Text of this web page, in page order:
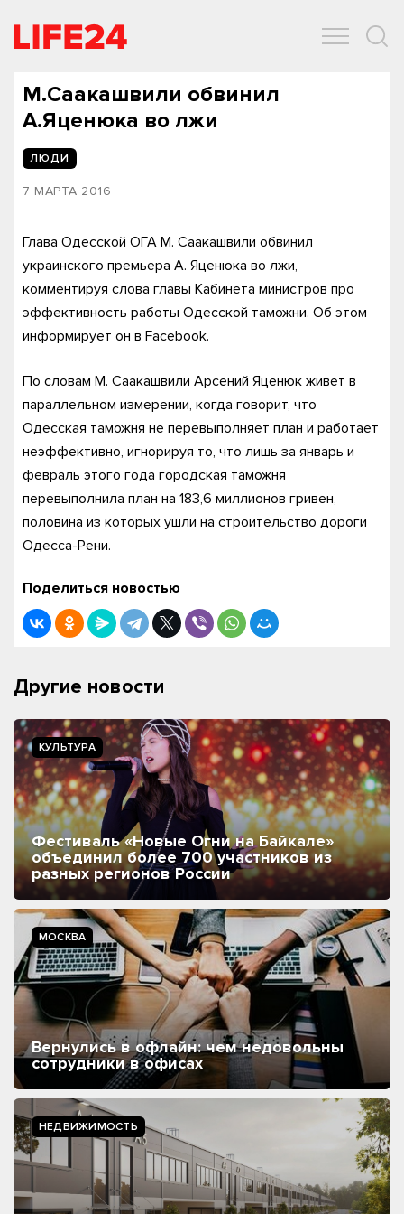
М.Саакашвили обвинил
А.Яценюка во лжи
ЛЮДИ
7 МАРТА 2016
Глава Одесской ОГА М. Саакашвили обвинил
украинского премьера А. Яценюка во лжи,
комментируя слова главы Кабинета министров про
эффективность работы Одесской таможни. Об этом
информирует он в Facebook.
По словам М. Саакашвили Арсений Яценюк живет в
параллельном измерении, когда говорит, что
Одесская таможня не перевыполняет план и работает
неэффективно, игнорируя то, что лишь за январь и
февраль этого года городская таможня
перевыполнила план на 183,6 миллионов гривен,
половина из которых ушли на строительство дороги
Одесса-Рени.
Поделиться новостью
Другие новости
КУЛЬТУРА
Фестиваль «Новые Огни на Байкале»
объединил более 700 участников из
разных регионов России
МОСКВА
Вернулись в офлайн: чем недовольны
сотрудники в офисах
НЕДВИЖИМОСТЬ